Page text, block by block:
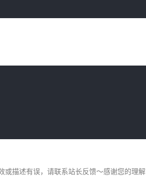
或描述有误，请联系站长反馈～感谢您的理解